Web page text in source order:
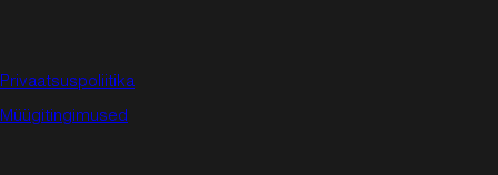
Privaatsuspoliitika
Müügitingimused